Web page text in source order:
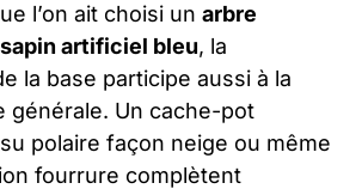
l’on ait choisi un arbre
sapin artificiel bleu, la
la base participe aussi à la
générale. Un cache-pot
polaire façon neige ou même
fourrure complètent